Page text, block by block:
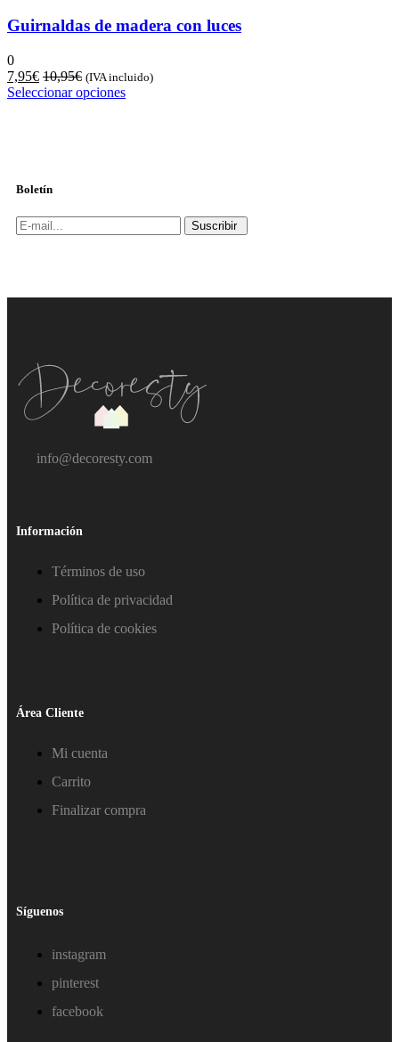
Guirnaldas de madera con luces
0
7,95€ 10,95€ (IVA incluido)
Seleccionar opciones
Boletín
Suscribir
info@decoresty.com
Información
Términos de uso
Política de privacidad
Política de cookies
Área Cliente
Mi cuenta
Carrito
Finalizar compra
Síguenos
instagram
pinterest
facebook